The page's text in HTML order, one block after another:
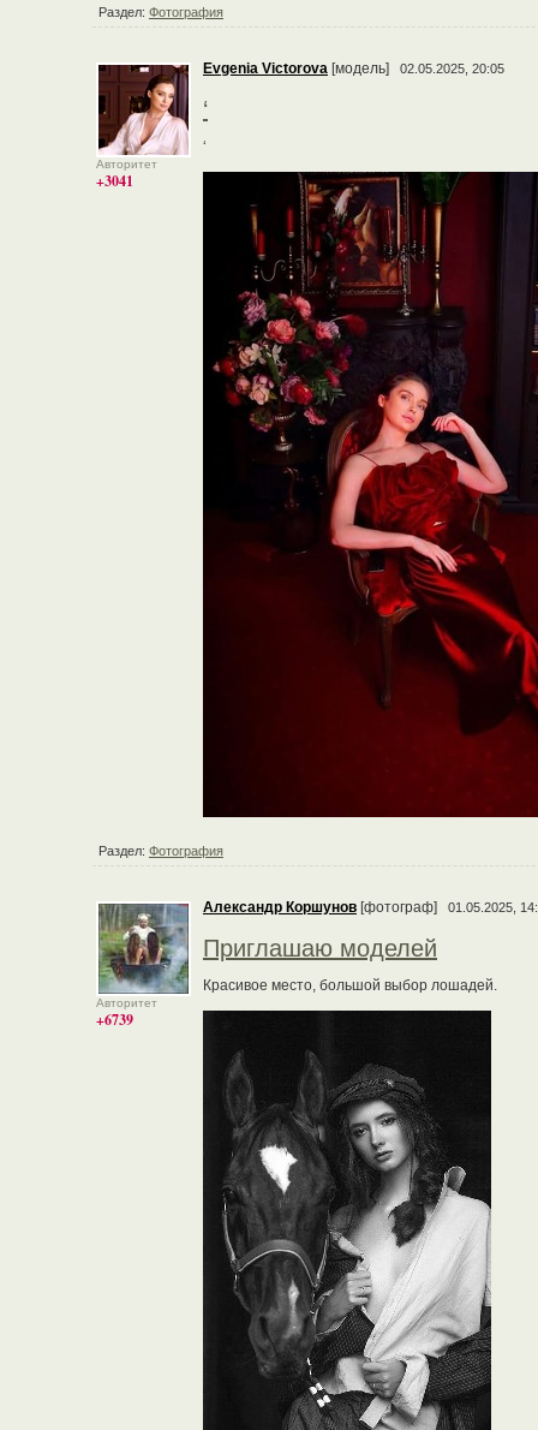
Раздел: Фотография
Авторитет
+3041
Evgenia Victorova [модель] 02.05.2025, 20:05
‘
‘
Раздел: Фотография
Авторитет
+6739
Александр Коршунов [фотограф] 01.05.2025,
Приглашаю моделей
Красивое место, большой выбор лошадей.